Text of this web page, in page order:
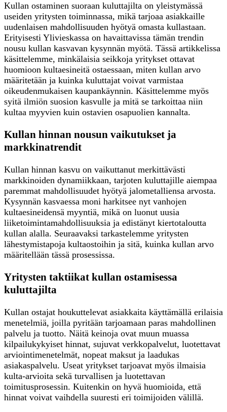
Kullan ostaminen suoraan kuluttajilta on yleistymässä
useiden yritysten toiminnassa, mikä tarjoaa asiakkaille
uudenlaisen mahdollisuuden hyötyä omasta kullastaan.
Erityisesti Ylivieskassa on havaittavissa tämän trendin
nousu kullan kasvavan kysynnän myötä. Tässä artikkelissa
käsittelemme, minkälaisia seikkoja yritykset ottavat
huomioon kultaesineitä ostaessaan, miten kullan arvo
määritetään ja kuinka kuluttajat voivat varmistaa
oikeudenmukaisen kaupankäynnin. Käsittelemme myös
syitä ilmiön suosion kasvulle ja mitä se tarkoittaa niin
kultaa myyvien kuin ostavien osapuolien kannalta.
Kullan hinnan nousun vaikutukset ja
markkinatrendit
Kullan hinnan kasvu on vaikuttanut merkittävästi
markkinoiden dynamiikkaan, tarjoten kuluttajille aiempaa
paremmat mahdollisuudet hyötyä jalometalliensa arvosta.
Kysynnän kasvaessa moni harkitsee nyt vanhojen
kultaesineidensä myyntiä, mikä on luonut uusia
liiketoimintamahdollisuuksia ja edistänyt kiertotaloutta
kullan alalla. Seuraavaksi tarkastelemme yritysten
lähestymistapoja kultaostoihin ja sitä, kuinka kullan arvo
määritellään tässä prosessissa.
Yritysten taktiikat kullan ostamisessa
kuluttajilta
Kullan ostajat houkuttelevat asiakkaita käyttämällä erilaisia
menetelmiä, joilla pyritään tarjoamaan paras mahdollinen
palvelu ja tuotto. Näitä keinoja ovat muun muassa
kilpailukykyiset hinnat, sujuvat verkkopalvelut, luotettavat
arviointimenetelmät, nopeat maksut ja laadukas
asiakaspalvelu. Useat yritykset tarjoavat myös ilmaisia
kulta-arvioita sekä turvallisen ja luotettavan
toimitusprosessin. Kuitenkin on hyvä huomioida, että
hinnat voivat vaihdella suuresti eri toimijoiden välillä.